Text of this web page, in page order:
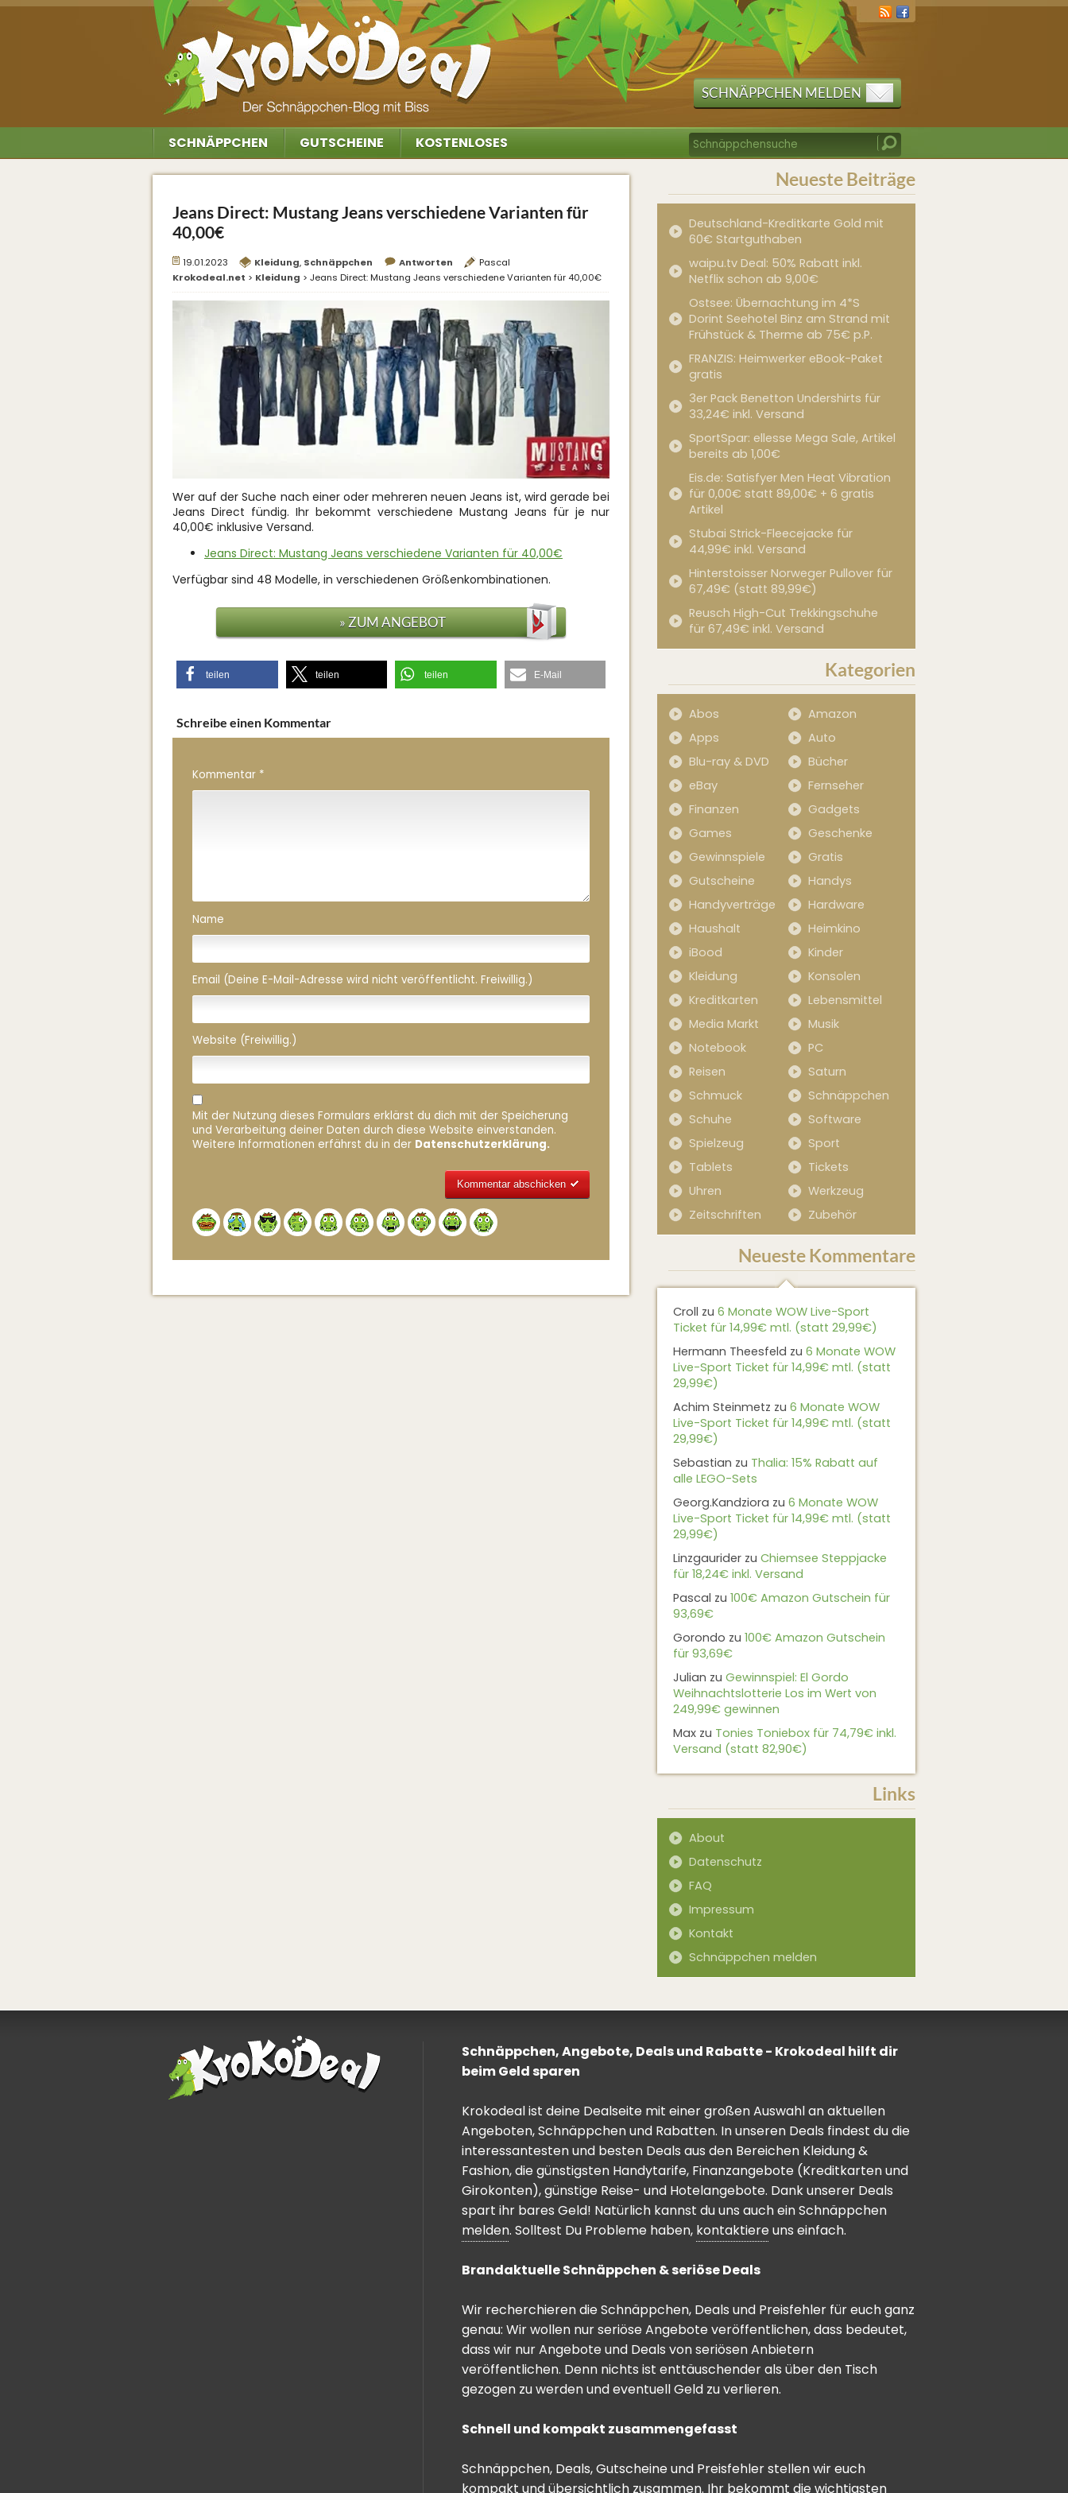
SCHNÄPPCHEN MELDEN
SCHNÄPPCHEN GUTSCHEINE KOSTENLOSES
Jeans Direct: Mustang Jeans verschiedene Varianten für
40,00€
19.01.2023 Kleidung, Schnäppchen Antworten
Pascal
Krokodeal.net > Kleidung > Jeans Direct: Mustang Jeans verschiedene Varianten für 40,00€
Wer auf der Suche nach einer oder mehreren neuen Jeans ist, wird gerade bei
Jeans Direct fündig. Ihr bekommt verschiedene Mustang Jeans für je nur
40,00€ inklusive Versand.
Jeans Direct: Mustang Jeans verschiedene Varianten für 40,00€
Verfügbar sind 48 Modelle, in verschiedenen Größenkombinationen.
» ZUM ANGEBOT
teilen teilen teilen E-Mail
Schreibe einen Kommentar
Kommentar *
Name
Email (Deine E-Mail-Adresse wird nicht veröffentlicht. Freiwillig.)
Website (Freiwillig.)
Mit der Nutzung dieses Formulars erklärst du dich mit der Speicherung
und Verarbeitung deiner Daten durch diese Website einverstanden.
Weitere Informationen erfährst du in der Datenschutzerklärung.
Neueste Beiträge
Deutschland-Kreditkarte Gold mit
60€ Startguthaben
waipu.tv Deal: 50% Rabatt inkl.
Netflix schon ab 9,00€
Ostsee: Übernachtung im 4*S
Dorint Seehotel Binz am Strand mit
Frühstück & Therme ab 75€ p.P.
FRANZIS: Heimwerker eBook-Paket
gratis
3er Pack Benetton Undershirts für
33,24€ inkl. Versand
SportSpar: ellesse Mega Sale, Artikel
bereits ab 1,00€
Eis.de: Satisfyer Men Heat Vibration
für 0,00€ statt 89,00€ + 6 gratis
Artikel
Stubai Strick-Fleecejacke für
44,99€ inkl. Versand
Hinterstoisser Norweger Pullover für
67,49€ (statt 89,99€)
Reusch High-Cut Trekkingschuhe
für 67,49€ inkl. Versand
Kategorien
Abos
Amazon
Apps
Auto
Blu-ray & DVD
Bücher
eBay
Fernseher
Finanzen
Gadgets
Games
Geschenke
Gewinnspiele
Gratis
Gutscheine
Handys
Handyverträge
Hardware
Haushalt
Heimkino
iBood
Kinder
Kleidung
Konsolen
Kreditkarten
Lebensmittel
Media Markt
Musik
Notebook
PC
Reisen
Saturn
Schmuck
Schnäppchen
Schuhe
Software
Spielzeug
Sport
Tablets
Tickets
Uhren
Werkzeug
Zeitschriften
Zubehör
Neueste Kommentare
Croll zu 6 Monate WOW Live-Sport
Ticket für 14,99€ mtl. (statt 29,99€)
Hermann Theesfeld zu 6 Monate WOW
Live-Sport Ticket für 14,99€ mtl. (statt
29,99€)
Achim Steinmetz zu 6 Monate WOW
Live-Sport Ticket für 14,99€ mtl. (statt
29,99€)
Sebastian zu Thalia: 15% Rabatt auf
alle LEGO-Sets
Georg.Kandziora zu 6 Monate WOW
Live-Sport Ticket für 14,99€ mtl. (statt
29,99€)
Linzgaurider zu Chiemsee Steppjacke
für 18,24€ inkl. Versand
Pascal zu 100€ Amazon Gutschein für
93,69€
Gorondo zu 100€ Amazon Gutschein
für 93,69€
Julian zu Gewinnspiel: El Gordo
Weihnachtslotterie Los im Wert von
249,99€ gewinnen
Max zu Tonies Toniebox für 74,79€ inkl.
Versand (statt 82,90€)
Links
About
Datenschutz
FAQ
Impressum
Kontakt
Schnäppchen melden
Schnäppchen, Angebote, Deals und Rabatte - Krokodeal hilft dir
beim Geld sparen
Krokodeal ist deine Dealseite mit einer großen Auswahl an aktuellen
Angeboten, Schnäppchen und Rabatten. In unseren Deals findest du die
interessantesten und besten Deals aus den Bereichen Kleidung &
Fashion, die günstigsten Handytarife, Finanzangebote (Kreditkarten und
Girokonten), günstige Reise- und Hotelangebote. Dank unserer Deals
spart ihr bares Geld! Natürlich kannst du uns auch ein Schnäppchen
melden. Solltest Du Probleme haben, kontaktiere uns einfach.
Brandaktuelle Schnäppchen & seriöse Deals
Wir recherchieren die Schnäppchen, Deals und Preisfehler für euch ganz
genau: Wir wollen nur seriöse Angebote veröffentlichen, dass bedeutet,
dass wir nur Angebote und Deals von seriösen Anbietern
veröffentlichen. Denn nichts ist enttäuschender als über den Tisch
gezogen zu werden und eventuell Geld zu verlieren.
Schnell und kompakt zusammengefasst
Schnäppchen, Deals, Gutscheine und Preisfehler stellen wir euch
kompakt und übersichtlich zusammen. Ihr bekommt die wichtigsten